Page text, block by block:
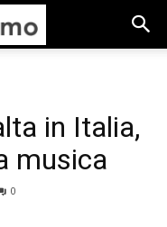
in Italia,
musica
0